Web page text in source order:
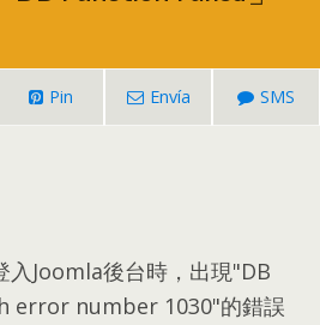
Pin Envía SMS
Joomla後台時 ， 出現"DB
number 1030"的錯誤